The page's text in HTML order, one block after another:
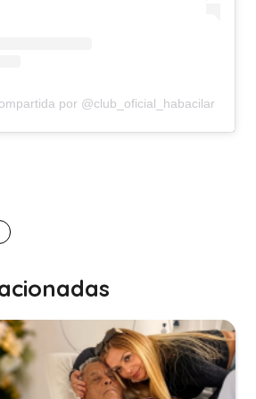
por @club_oficial_habacilar